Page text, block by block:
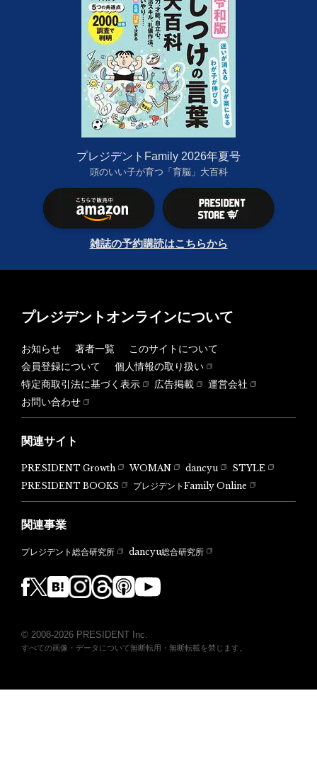
プレジデントFamily 2026年夏号
頭のいい子が育つ「育脳」大百科
雑誌の予約購読はこちらから
プレジデントオンラインについて
お知らせ 著者一覧
このサイトについて
会員登録について
個人情報の取り扱い
特定商取引法に基づく表示
広告掲載
運営会社
お問い合わせ
関連サイト
PRESIDENT Growth WOMAN dancyu
STYLE
PRESIDENT BOOKS
プレジデントFamily Online
関連事業
プレジデント総合研究所 dancyu総合研究所
© 2008-2026 PRESIDENT Inc.
すべての画像・データについて無断転用・無断転載を禁じます。